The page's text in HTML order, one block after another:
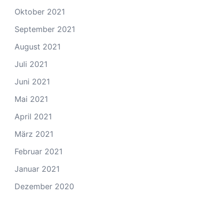
Oktober 2021
September 2021
August 2021
Juli 2021
Juni 2021
Mai 2021
April 2021
März 2021
Februar 2021
Januar 2021
Dezember 2020